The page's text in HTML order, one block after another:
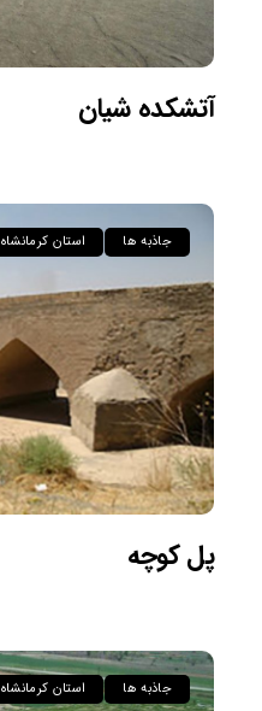
آتشکده شیان
جاذبه ها استان کرمانشاه
پل کوچه
جاذبه ها استان کرمانشاه